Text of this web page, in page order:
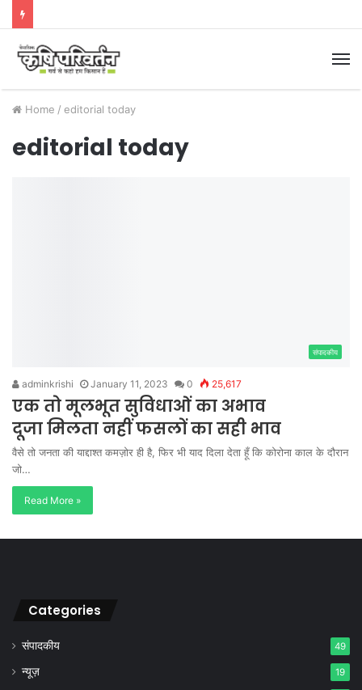
Home / editorial today
editorial today
संपादकीय
adminkrishi January 11, 2023 0 25,617
एक तो मूलभूत सुविधाओं का अभाव
दूजा मिलता नहीं फसलों का सही भाव
वैसे तो जनता की याद्दाश्त कमज़ोर ही है, फिर भी याद दिला देता हूँ कि कोरोना काल के दौरान
जो…
Read More »
Categories
संपादकीय 49
न्यूज़ 19